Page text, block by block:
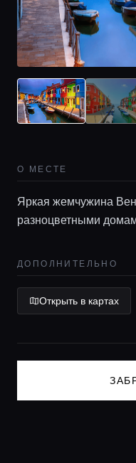
Локации
О МЕСТЕ
Яркая жемчужина
разноцветными
ДОПОЛНИТЕЛЬНО
Открыть в картах